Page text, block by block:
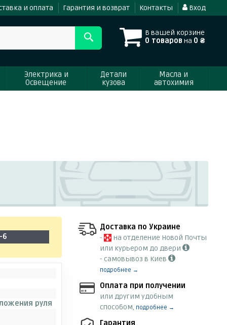
и оплата Гарантия и возврат Контакты Вход
В вашей корзине
0 товаров на 0 ₴
Электрика и
Освещение
Детали
кузова
Масла и
автохимия
6
руля
Доставка по Украине
-
на отделение Новой Почты
или курьером до двери
- самовывоз в Киев
подробнее →
Оплата при получении
или другим удобным
способом, подробнее →
Гарантия